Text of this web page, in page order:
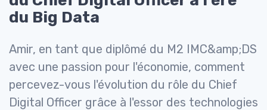
du Big Data
Amir, en tant que diplômé du M2 IMC&amp;DS
avec une passion pour l'économie, comment
percevez-vous l'évolution du rôle du Chief
Digital Officer grâce à l'essor des technologies